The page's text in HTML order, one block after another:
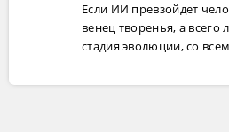
Если ИИ превзойдет
венец творенья, а
стадия эволюции, со